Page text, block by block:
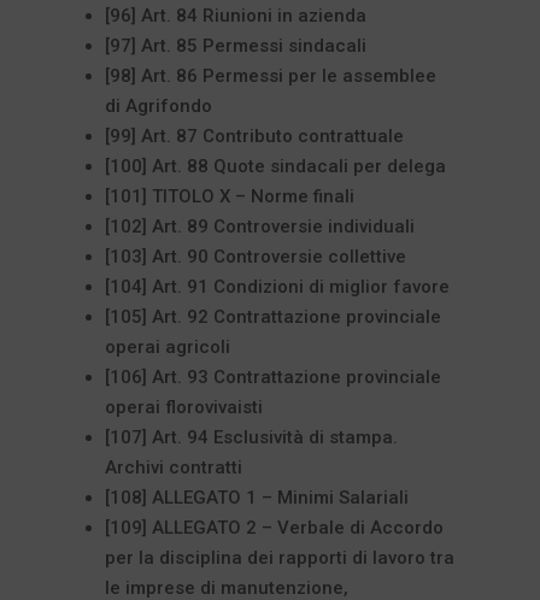
[96] Art. 84 Riunioni in azienda
[97] Art. 85 Permessi sindacali
[98] Art. 86 Permessi per le assemblee
di Agrifondo
[99] Art. 87 Contributo contrattuale
[100] Art. 88 Quote sindacali per delega
[101] TITOLO X – Norme finali
[102] Art. 89 Controversie individuali
[103] Art. 90 Controversie collettive
[104] Art. 91 Condizioni di miglior favore
[105] Art. 92 Contrattazione provinciale
operai agricoli
[106] Art. 93 Contrattazione provinciale
operai florovivaisti
[107] Art. 94 Esclusività di stampa.
Archivi contratti
[108] ALLEGATO 1 – Minimi Salariali
[109] ALLEGATO 2 – Verbale di Accordo
per la disciplina dei rapporti di lavoro tra
le imprese di manutenzione,